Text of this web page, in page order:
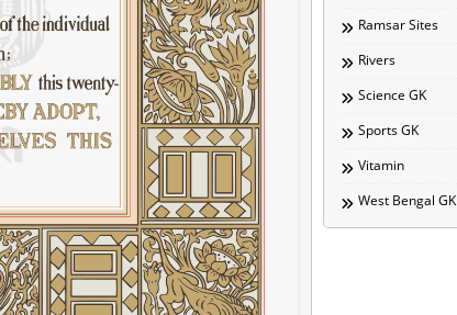
Ramsar Sites
Rivers
Science GK
Sports GK
Vitamin
West Bengal GK